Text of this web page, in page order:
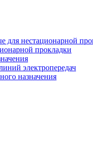
для нестационарной
прокладки
электропередач
назначения